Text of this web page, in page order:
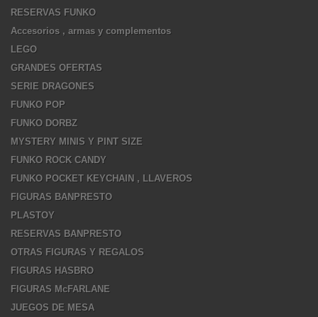
RESERVAS FUNKO
Accesorios , armas y complementos
LEGO
GRANDES OFERTAS
SERIE DRAGONES
FUNKO POP
FUNKO DORBZ
MYSTERY MINIS Y PINT SIZE
FUNKO ROCK CANDY
FUNKO POCKET KEYCHAIN , LLAVEROS
FIGURAS BANPRESTO
PLASTOY
RESERVAS BANPRESTO
OTRAS FIGURAS Y REGALOS
FIGURAS HASBRO
FIGURAS McFARLANE
JUEGOS DE MESA